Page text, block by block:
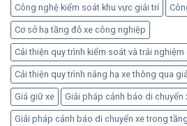
hiệu
quả
an
toàn
Công nghệ kiểm soát khu vực giải trí
Cơ sở hạ tầng đỗ xe công nghiệp
Cải thiện quy trình kiểm soát và trải
Cải thiện quy trình nâng hạ xe thông qua
Giá giữ xe Giải pháp cảnh báo di
Giải pháp cảnh báo di chuyển xe trong